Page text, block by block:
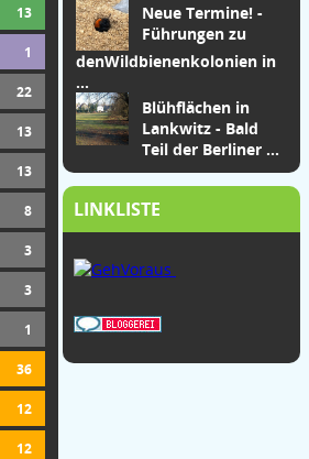
13
1
22
13
13
8
3
3
1
36
12
12
Neue Termine! -
Führungen zu
denWildbienenkolonien in
...
Blühflächen in
Lankwitz - Bald
Teil der Berliner ...
LINKLISTE